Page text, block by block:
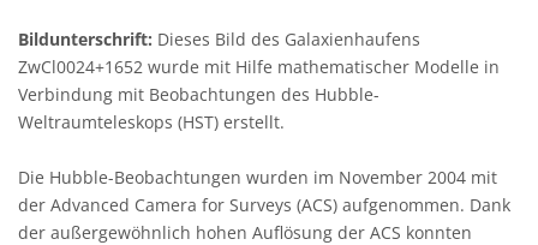
Bildunterschrift: Dieses Bild des Galaxienhaufens
ZwCl0024+1652 wurde mit Hilfe mathematischer Modelle in
Verbindung mit Beobachtungen des Hubble-
Weltraumteleskops (HST) erstellt.
Die Hubble-Beobachtungen wurden im November 2004 mit
der Advanced Camera for Surveys (ACS) aufgenommen. Dank
der außergewöhnlich hohen Auflösung der ACS konnten